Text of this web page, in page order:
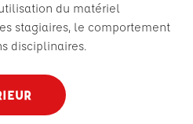
du matériel
stagiaires, le comportement
disciplinaires.